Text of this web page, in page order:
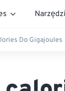
Do Gigajoules